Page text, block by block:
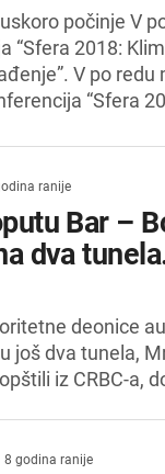
počinje V
“Sfera 2018:
V po
“Sfera
ranije
Bar –
dva
deonice
još dva tunela,
iz CRBC-a,
8 godina ranije